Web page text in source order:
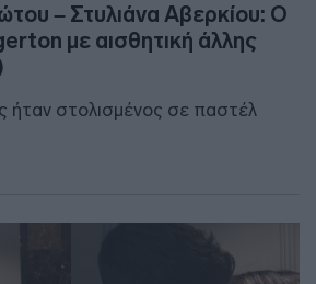
– Στυλιάνα Αβερκίου: O
με αισθητική άλλης
ήταν στολισμένος σε παστέλ